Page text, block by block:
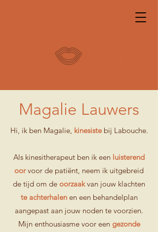
Magalie Lauwers
Hi, ik ben Magalie, kinesiste bij Labouche.
Als kinesitherapeut ben ik een luisterend
oorvoor de patiënt, neem ik uitgebreid
de tijd om de oorzaakvan jouw klachten
te achterhalenen een behandelplan
aangepast aan jouw noden te voorzien.
Mijn enthousiasme voor een gezonde